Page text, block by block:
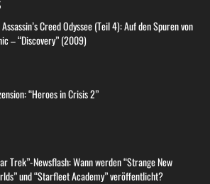
Creed Odyssee (Teil 4): Auf den Spuren von
– “Discovery” (2009)
“Heroes in Crisis 2”
Trek”-Newsflash: Wann werden “Strange New
und “Starfleet Academy” veröffentlicht?